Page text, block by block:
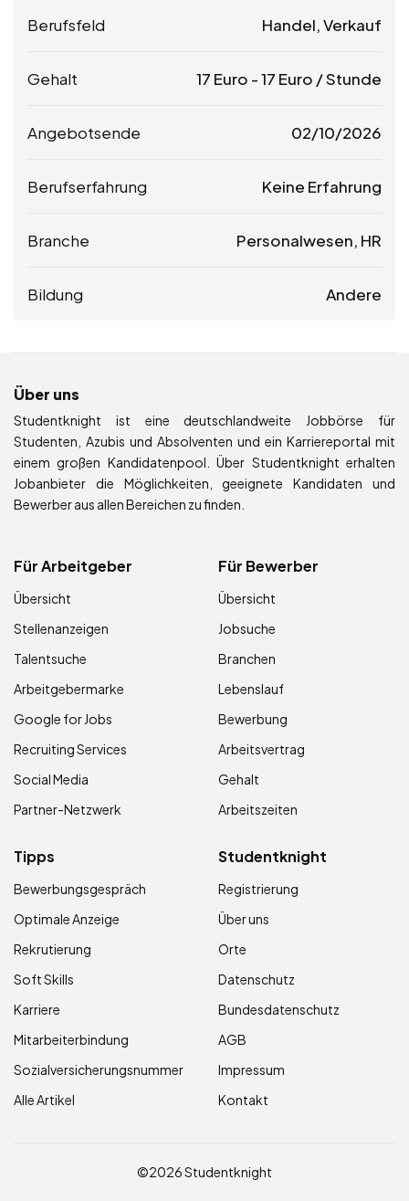
Berufsfeld Handel, Verkauf
Gehalt 17 Euro -17 Euro / Stunde
Angebotsende 02/10/2026
Berufserfahrung Keine Erfahrung
Branche Personalwesen, HR
Bildung Andere
Über uns
Studentknight ist eine deutschlandweite Jobbörse für
Studenten, Azubis und Absolventen und ein Karriereportal mit
einem großen Kandidatenpool. Über Studentknight erhalten
Jobanbieter die Möglichkeiten, geeignete Kandidaten und
Bewerber aus allen Bereichen zu finden.
Für Arbeitgeber
Übersicht
Stellenanzeigen
Talentsuche
Arbeitgebermarke
Google for Jobs
Recruiting Services
Social Media
Partner-Netzwerk
Für Bewerber
Übersicht
Jobsuche
Branchen
Lebenslauf
Bewerbung
Arbeitsvertrag
Gehalt
Arbeitszeiten
Tipps
Bewerbungsgespräch
Optimale Anzeige
Rekrutierung
Soft Skills
Karriere
Mitarbeiterbindung
Sozialversicherungsnummer
Alle Artikel
Studentknight
Registrierung
Über uns
Orte
Datenschutz
Bundesdatenschutz
AGB
Impressum
Kontakt
©2026 Studentknight